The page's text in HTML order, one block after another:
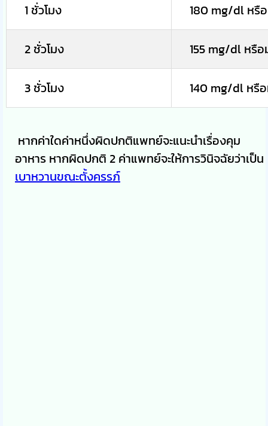
1 ชั่วโมง 180 mg/dl หรื
2 ชั่วโมง 155 mg/dl หรือ
3 ชั่วโมง 140 mg/dl หรื
หากค่าใดค่าหนึ่งผิดปกติแพทย์จะแนะนำเรื่องคุม
อาหาร หากผิดปกติ 2 ค่าแพทย์จะให้การวินิจฉัยว่าเป็น
เบาหวานขณะตั้งครรภ์